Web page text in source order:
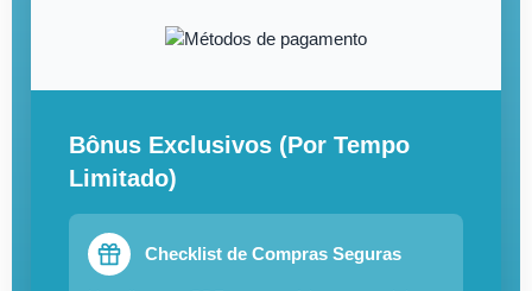
Bônus Exclusivos (Por Tempo
Limitado)
Checklist de Compras Seguras